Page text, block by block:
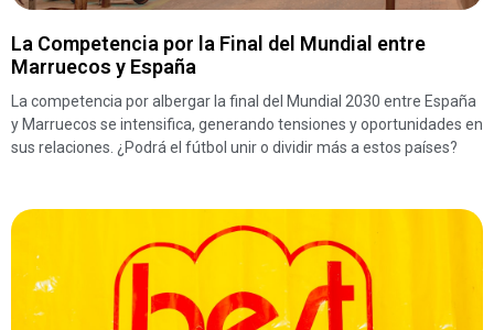
La Competencia por la Final del Mundial entre
Marruecos y España
La competencia por albergar la final del Mundial 2030 entre España
y Marruecos se intensifica, generando tensiones y oportunidades en
sus relaciones. ¿Podrá el fútbol unir o dividir más a estos países?